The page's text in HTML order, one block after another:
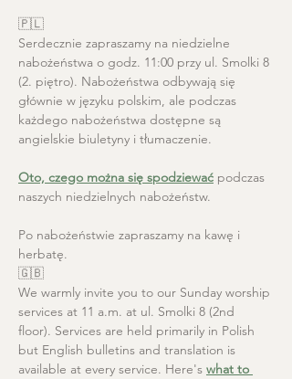
🇵🇱
Serdecznie zapraszamy na niedzielne
nabożeństwa o godz. 11:00 przy ul. Smolki 8
(2. piętro). Nabożeństwa odbywają się
głównie w języku polskim, ale podczas
każdego nabożeństwa dostępne są
angielskie biuletyny i tłumaczenie.
Oto, czego można się spodziewać podczas
naszych niedzielnych nabożeństw.
Po nabożeństwie zapraszamy na kawę i
herbatę.
🇬🇧
We warmly invite you to our Sunday worship
services at 11 a.m. at ul. Smolki 8 (2nd
floor). Services are held primarily in Polish
but English bulletins and translation is
available at every service. Here's what to